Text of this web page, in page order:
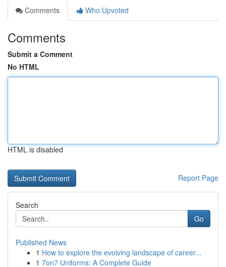
Comments
Who Upvoted
Comments
Submit a Comment
No HTML
HTML is disabled
Report Page
Search
Go
Published News
1 How to explore the evolving landscape of career...
1 7on7 Uniforms: A Complete Guide